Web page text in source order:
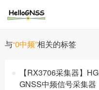
与“0中频”相关的标签
【RX3706采集器】
GNSS中频信号采集器